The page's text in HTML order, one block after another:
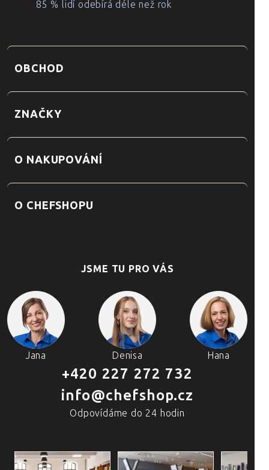
85 % lidí odebírá déle než rok
OBCHOD
ZNAČKY
O NAKUPOVÁNÍ
O CHEFSHOPU
JSME TU PRO VÁS
Jana Denisa Hana
+420 227 272 732
info@chefshop.cz
Odpovídáme do 24 hodin